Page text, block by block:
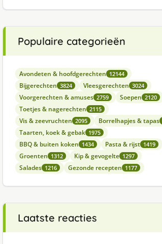
Populaire categorieën
Avondeten & hoofdgerechten 12144
Bijgerechten 3824 Vleesgerechten 3024
Voorgerechten & amuses 2759 Soepen 2120
Toetjes & nagerechten 2115
Vis & zeevruchten 2095 Borrelhapjes & tapas
Taarten, koek & gebak 1975
BBQ & buiten koken 1434 Pasta & rijst 1419
Groenten 1312 Kip & gevogelte 1297
Salades 1216 Gezonde recepten 1177
Laatste reacties